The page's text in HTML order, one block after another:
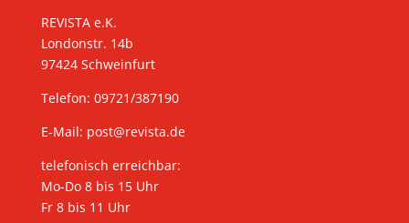
REVISTA e.K.
Londonstr. 14b
97424 Schweinfurt
Telefon: 09721/387190
E-Mail: post@revista.de
telefonisch erreichbar:
Mo-Do 8 bis 15 Uhr
Fr 8 bis 11 Uhr